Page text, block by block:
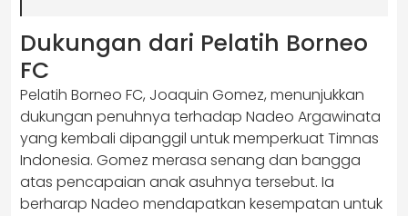
Dukungan dari Pelatih Borneo
FC
Pelatih Borneo FC, Joaquin Gomez, menunjukkan
dukungan penuhnya terhadap Nadeo Argawinata
yang kembali dipanggil untuk memperkuat Timnas
Indonesia. Gomez merasa senang dan bangga
atas pencapaian anak asuhnya tersebut. Ia
berharap Nadeo mendapatkan kesempatan untuk